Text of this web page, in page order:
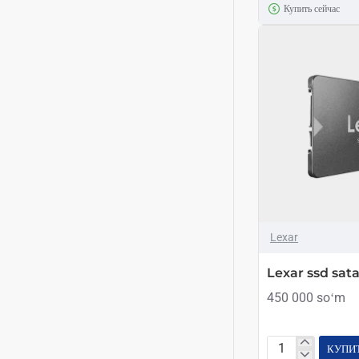
sataКупить сейчас
Lexar
Lexar ssd
450 000 soʻm